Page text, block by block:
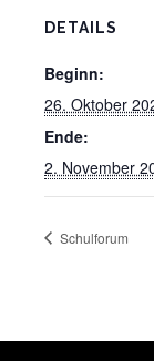
DETAILS
Beginn:
26. Oktober
Ende:
2. November
Schulforum